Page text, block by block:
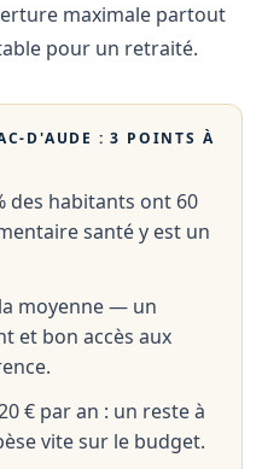
maximale partout
pour un retraité.
D'AUDE : 3 POINTS À
des habitants ont 60
santé y est un
moyenne — un
et bon accès aux
€ par an : un reste à
vite sur le budget.